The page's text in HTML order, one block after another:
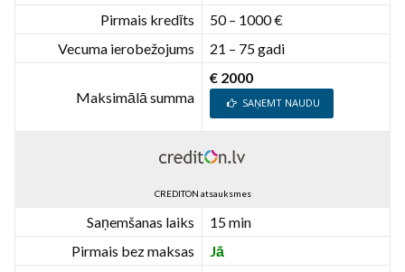
Pirmais kredīts
50 – 1000 €
Vecuma ierobežojums
21 – 75 gadi
Maksimālā summa
€ 2000
SAŅEMT NAUDU
CREDITON atsauksmes
Saņemšanas laiks
15 min
Pirmais bez maksas
Jā